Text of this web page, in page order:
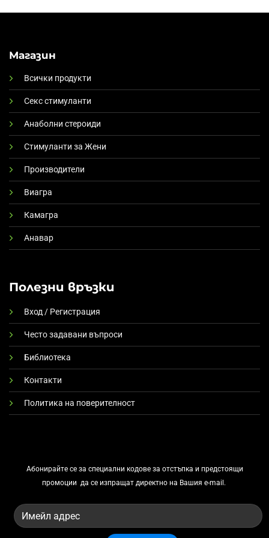
Магазин
Всички продукти
Секс стимуланти
Анаболни стероиди
Стимуланти за Жени
Производители
Виагра
Камагра
Анавар
Полезни връзки
Вход / Регистрация
Често задавани въпроси
Библиотека
Контакти
Политика на поверителност
Абонирайте се за специални кодове за отстъпка и предстоящи
промоции да се изпращат директно на Вашия e-mail.